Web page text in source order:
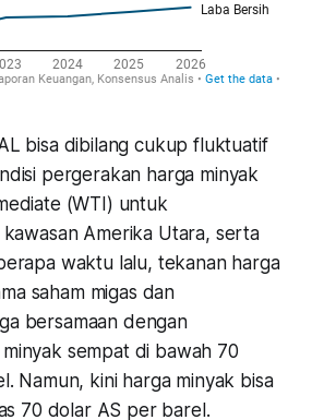
bisa dibilang cukup fluktuatif
pergerakan harga minyak
(WTI) untuk
Amerika Utara, serta
waktu lalu, tekanan harga
saham migas dan
bersamaan dengan
sempat di bawah 70
Namun, kini harga minyak bisa
70 dolar AS per barel.